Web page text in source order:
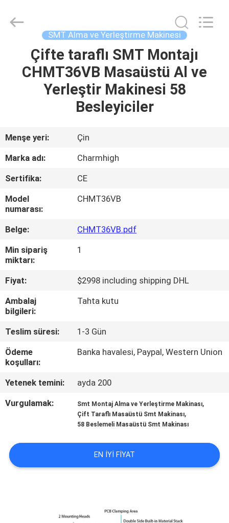
ÜRÜNLER
HAKKIMIZDA
FABRIKA
TURU
KALITE
KONTROLÜ
BIZE
ULAŞIN
HABERLER
SHOPPING
ON
LINE
HARITASI
TECHNOLOGY
LIMITED.
SMT Alma ve Yerleştirme Makinesi
Çifte taraflı SMT Montajı
CHMT36VB Masaüstü Al ve
Yerleştir Makinesi 58
Besleyiciler
Menşe yeri:
Çin
Marka adı:
Charmhigh
Sertifika:
CE
Model
numarası:
CHMT36VB
Belge:
CHMT36VB.pdf
Min sipariş
miktarı:
1
Fiyat:
$2998 including shipping DHL
Ambalaj
bilgileri:
Tahta kutu
Teslim süresi:
1-3 Gün
Ödeme
koşulları:
Banka havalesi, Paypal, Western Union
Yetenek temini:
ayda 200
Vurgulamak:
Smt Montaj Alma ve Yerleştirme Makinası,
Çift Taraflı Masaüstü Smt Makinası,
58 Beslemeli Masaüstü Smt Makinası
EN IYI FIYAT